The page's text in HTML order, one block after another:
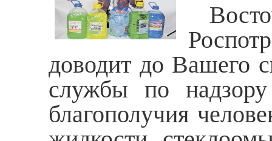
доводит до Вашего
службы по
благополучия